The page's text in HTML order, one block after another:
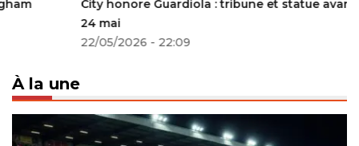
City honore Guardiola : tribune et statue avant Villa le
22/05/2026 - 22:09
À la une